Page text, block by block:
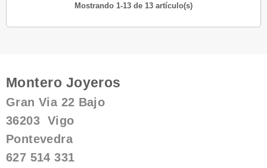
Mostrando 1-13 de 13 artículo(s)
Montero Joyeros
Gran Via 22 Bajo
36203 Vigo
Pontevedra
627 514 331